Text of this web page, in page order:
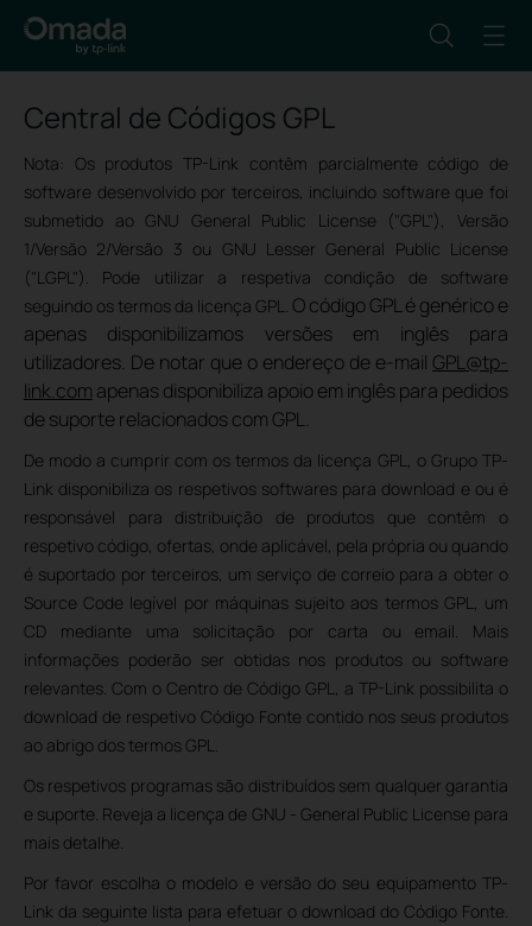
Central de Códigos GPL
Nota: Os produtos TP-Link contêm parcialmente código de
software desenvolvido por terceiros, incluindo software que foi
submetido ao GNU General Public License ("GPL"), Versão
1/Versão 2/Versão 3 ou GNU Lesser General Public License
("LGPL"). Pode utilizar a respetiva condição de software
seguindo os termos da licença GPL. O código GPL é genérico e
apenas disponibilizamos versões em inglês para
utilizadores. De notar que o endereço de e-mail GPL@tp-
link.com apenas disponibiliza apoio em inglês para pedidos
de suporte relacionados com GPL.
De modo a cumprir com os termos da licença GPL, o Grupo TP-
Link disponibiliza os respetivos softwares para download e ou é
responsável para distribuição de produtos que contêm o
respetivo código, ofertas, onde aplicável, pela própria ou quando
é suportado por terceiros, um serviço de correio para a obter o
Source Code legível por máquinas sujeito aos termos GPL, um
CD mediante uma solicitação por carta ou email. Mais
informações poderão ser obtidas nos produtos ou software
relevantes. Com o Centro de Código GPL, a TP-Link possibilita o
download de respetivo Código Fonte contido nos seus produtos
ao abrigo dos termos GPL.
Os respetivos programas são distribuídos sem qualquer garantia
e suporte. Reveja a licença de GNU - General Public License para
mais detalhe.
Por favor escolha o modelo e versão do seu equipamento TP-
Link da seguinte lista para efetuar o download do Código Fonte.